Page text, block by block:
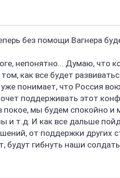
без помощи Вагнера
непонятно... Думаю, что
как все будет
понимает, что Россия
поддерживать этот
покое, мы будем спокойно
и т.д. И как все дальше
от поддержки других
будут гибнуть наши